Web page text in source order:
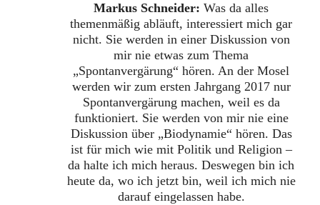
Markus Schneider:Was da alles
themenmäßig abläuft, interessiert mich gar
nicht. Sie werden in einer Diskussion von
mir nie etwas zum Thema
„Spontanvergärung“ hören. An der Mosel
werden wir zum ersten Jahrgang 2017 nur
Spontanvergärung machen, weil es da
funktioniert. Sie werden von mir nie eine
Diskussion über „Biodynamie“ hören. Das
ist für mich wie mit Politik und Religion –
da halte ich mich heraus. Deswegen bin ich
heute da, wo ich jetzt bin, weil ich mich nie
darauf eingelassen habe.